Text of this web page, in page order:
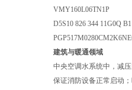
VMY160L06TN1P
D5S10 826 344 11G0Q B1
建筑与暖通领域
中央空调水系统中，减
保证消防设备正常启动